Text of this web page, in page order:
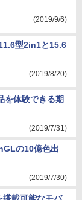
(2019/9/6)
型2in1と15.6
(2019/8/20)
を体験できる期
(2019/7/31)
の10億色出
(2019/7/30)